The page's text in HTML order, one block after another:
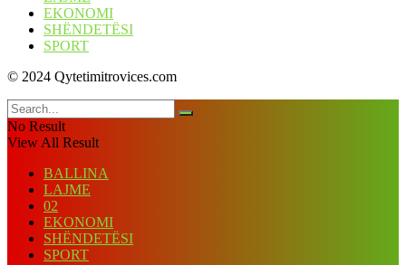
EKONOMI
SHËNDETËSI
SPORT
© 2024 Qytetimitrovices.com
No Result
View All Result
BALLINA
LAJME
02
EKONOMI
SHËNDETËSI
SPORT